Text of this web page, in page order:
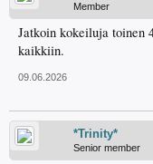
Member
Jatkoin kokeiluja toinen
kaikkiin.
09.06.2026
*Trinity*
Senior member